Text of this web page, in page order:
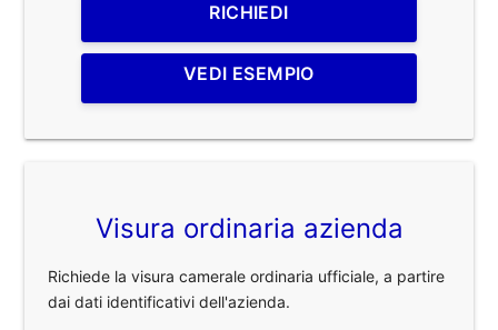
RICHIEDI
VEDI ESEMPIO
Visura ordinaria azienda
Richiede la visura camerale ordinaria ufficiale, a partire
dai dati identificativi dell'azienda.